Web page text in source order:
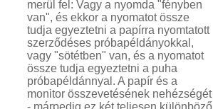
merül fel: Vagy a nyomda "fényben
van", és ekkor a nyomatot össze
tudja egyeztetni a papírra nyomtatott
szerződéses próbapéldányokkal,
vagy "sötétben" van, és a nyomatot
össze tudja egyeztetni a puha
próbapéldánnyal. A papír és a
monitor összevetésének nehézségét